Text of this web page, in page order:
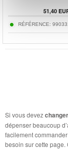
51,40
RÉFÉRENCE:
Si vous devez
dépenser beaucoup
facilement
besoin sur cette